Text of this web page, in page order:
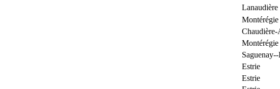
Lanaudière
Montérégie
Chaudière-
Montérégie
Estrie
Estrie